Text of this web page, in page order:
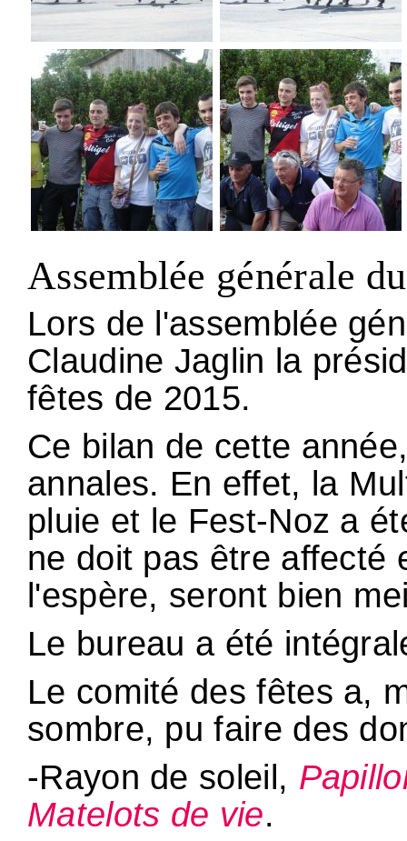
Assemblée générale
Lors de l'assemblée
Claudine Jaglin la
fêtes de 2015.
Ce bilan de cette
annales. En effet, la
pluie et le Fest-Noz a
ne doit pas être affecté
l'espère, seront bien
Le bureau a été
Le comité des fêtes a,
sombre, pu faire des
-Rayon de soleil,
Matelots de vie.